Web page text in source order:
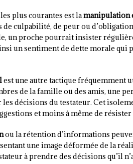
plus courantes est lamanipulation
culpabilité, de peur ou
un proche pourrait insister
un sentiment de dette morale qui
est une autre tactique fréquemment
de la famille ou des amis, une
décisions du testateur. Cet
et moins à même de
ou la rétention d’informations
une image déformée de la
à prendre des décisions qu’il